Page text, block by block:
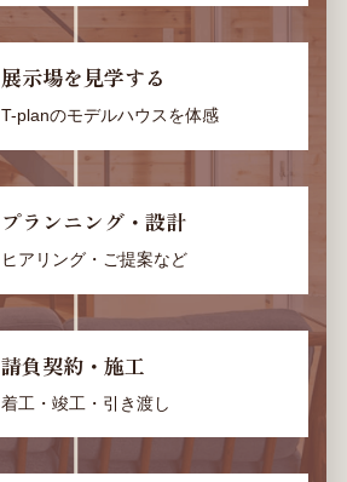
展示場を見学する
T-planのモデルハウスを体感
プランニング・設計
ヒアリング・ご提案など
請負契約・施工
着工・竣工・引き渡し